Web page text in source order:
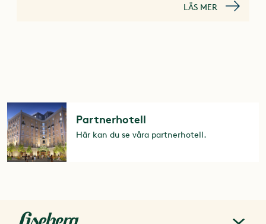
LÄS MER
Partnerhotell
Här kan du se våra partnerhotell.